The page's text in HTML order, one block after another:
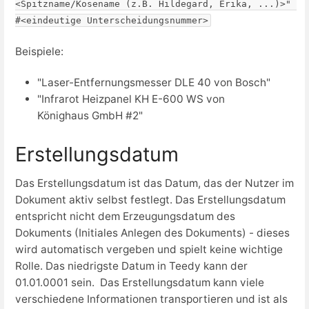
<Spitzname/Kosename (z.B. Hildegard, Erika, ...)>"
#<eindeutige Unterscheidungsnummer>
Beispiele:
"Laser-Entfernungsmesser DLE 40 von Bosch"
"Infrarot Heizpanel KH E-600 WS von
Könighaus GmbH #2"
Erstellungsdatum
Das Erstellungsdatum ist das Datum, das der Nutzer im
Dokument aktiv selbst festlegt. Das Erstellungsdatum
entspricht nicht dem Erzeugungsdatum des
Dokuments (Initiales Anlegen des Dokuments) - dieses
wird automatisch vergeben und spielt keine wichtige
Rolle. Das niedrigste Datum in Teedy kann der
01.01.0001 sein. Das Erstellungsdatum kann viele
verschiedene Informationen transportieren und ist als